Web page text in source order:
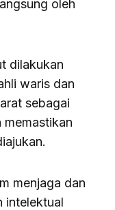
oleh
dilakukan
waris dan
sebagai
menjaga dan
intelektual